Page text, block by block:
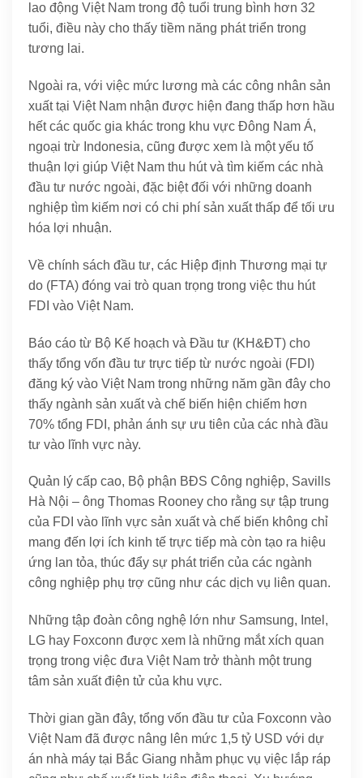
lao động Việt Nam trong độ tuổi trung bình hơn 32
tuổi, điều này cho thấy tiềm năng phát triển trong
tương lai.
Ngoài ra, với việc mức lương mà các công nhân sản
xuất tại Việt Nam nhận được hiện đang thấp hơn hầu
hết các quốc gia khác trong khu vực Đông Nam Á,
ngoại trừ Indonesia, cũng được xem là một yếu tố
thuận lợi giúp Việt Nam thu hút và tìm kiếm các nhà
đầu tư nước ngoài, đặc biệt đối với những doanh
nghiệp tìm kiếm nơi có chi phí sản xuất thấp để tối ưu
hóa lợi nhuận.
Về chính sách đầu tư, các Hiệp định Thương mại tự
do (FTA) đóng vai trò quan trọng trong việc thu hút
FDI vào Việt Nam.
Báo cáo từ Bộ Kế hoạch và Đầu tư (KH&ĐT) cho
thấy tổng vốn đầu tư trực tiếp từ nước ngoài (FDI)
đăng ký vào Việt Nam trong những năm gần đây cho
thấy ngành sản xuất và chế biến hiện chiếm hơn
70% tổng FDI, phản ánh sự ưu tiên của các nhà đầu
tư vào lĩnh vực này.
Quản lý cấp cao, Bộ phận BĐS Công nghiệp, Savills
Hà Nội – ông Thomas Rooney cho rằng sự tập trung
của FDI vào lĩnh vực sản xuất và chế biến không chỉ
mang đến lợi ích kinh tế trực tiếp mà còn tạo ra hiệu
ứng lan tỏa, thúc đẩy sự phát triển của các ngành
công nghiệp phụ trợ cũng như các dịch vụ liên quan.
Những tập đoàn công nghệ lớn như Samsung, Intel,
LG hay Foxconn được xem là những mắt xích quan
trọng trong việc đưa Việt Nam trở thành một trung
tâm sản xuất điện tử của khu vực.
Thời gian gần đây, tổng vốn đầu tư của Foxconn vào
Việt Nam đã được nâng lên mức 1,5 tỷ USD với dự
án nhà máy tại Bắc Giang nhằm phục vụ việc lắp ráp